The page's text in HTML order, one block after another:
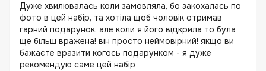
Дуже хвилювалась коли замовляла, бо закохалась по
фото в цей набір, та хотіла щоб чоловік отримав
гарний подарунок. але коли я його відкрила то була
ще більш вражена! він просто неймовірний! якщо ви
бажаєте вразити когось подарунком - я дуже
рекомендую саме цей набір